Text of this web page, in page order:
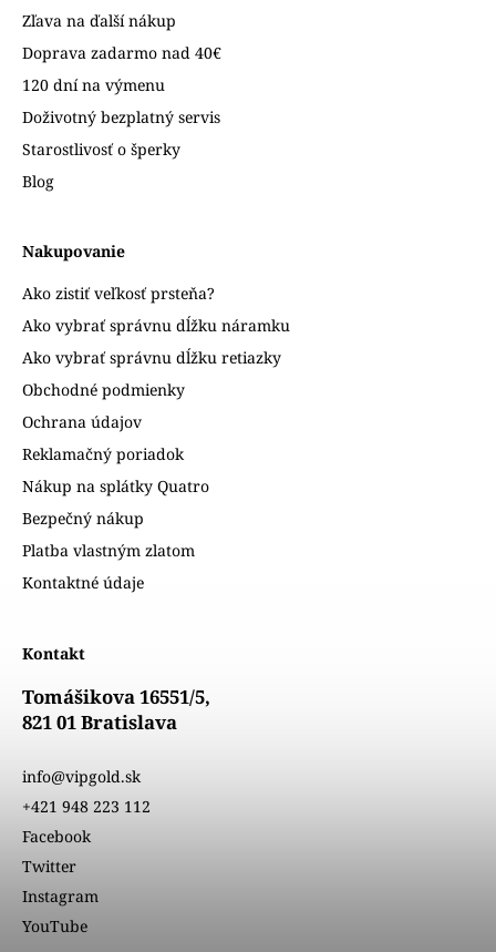
Zľava na ďalší nákup
Doprava zadarmo nad 40€
120 dní na výmenu
Doživotný bezplatný servis
Starostlivosť o šperky
Blog
Nakupovanie
Ako zistiť veľkosť prsteňa?
Ako vybrať správnu dĺžku náramku
Ako vybrať správnu dĺžku retiazky
Obchodné podmienky
Ochrana údajov
Reklamačný poriadok
Nákup na splátky Quatro
Bezpečný nákup
Platba vlastným zlatom
Kontaktné údaje
Kontakt
Tomášikova 16551/5,
821 01 Bratislava
info@vipgold.sk
+421 948 223 112
Facebook
Twitter
Instagram
YouTube